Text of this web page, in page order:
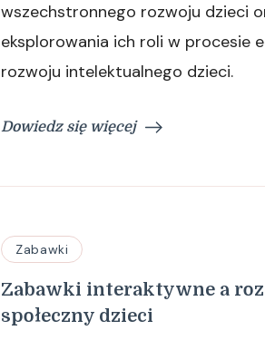
wszechstronnego rozwoju dzieci
eksplorowania ich roli w procesie
rozwoju intelektualnego dzieci.
Dowiedz się więcej
Zabawki
Zabawki interaktywne a
społeczny dzieci